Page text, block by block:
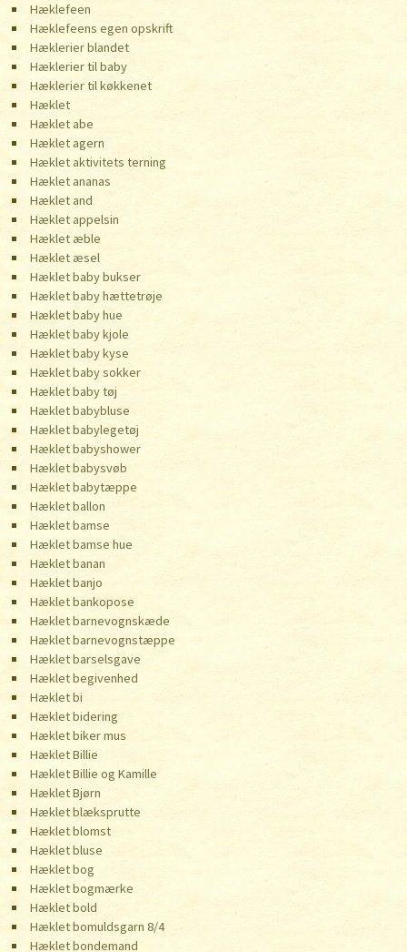
Hæklefeen
Hæklefeens egen opskrift
Hæklerier blandet
Hæklerier til baby
Hæklerier til køkkenet
Hæklet
Hæklet abe
Hæklet agern
Hæklet aktivitets terning
Hæklet ananas
Hæklet and
Hæklet appelsin
Hæklet æble
Hæklet æsel
Hæklet baby bukser
Hæklet baby hættetrøje
Hæklet baby hue
Hæklet baby kjole
Hæklet baby kyse
Hæklet baby sokker
Hæklet baby tøj
Hæklet babybluse
Hæklet babylegetøj
Hæklet babyshower
Hæklet babysvøb
Hæklet babytæppe
Hæklet ballon
Hæklet bamse
Hæklet bamse hue
Hæklet banan
Hæklet banjo
Hæklet bankopose
Hæklet barnevognskæde
Hæklet barnevognstæppe
Hæklet barselsgave
Hæklet begivenhed
Hæklet bi
Hæklet bidering
Hæklet biker mus
Hæklet Billie
Hæklet Billie og Kamille
Hæklet Bjørn
Hæklet blæksprutte
Hæklet blomst
Hæklet bluse
Hæklet bog
Hæklet bogmærke
Hæklet bold
Hæklet bomuldsgarn 8/4
Hæklet bondemand